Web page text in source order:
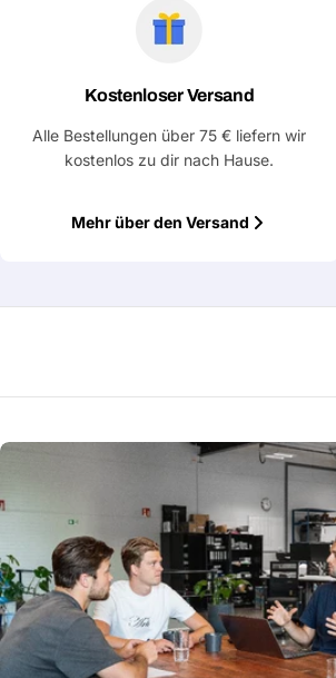
Kostenloser Versand
Alle Bestellungen über 75 € liefern wir
kostenlos zu dir nach Hause.
Mehr über den Versand